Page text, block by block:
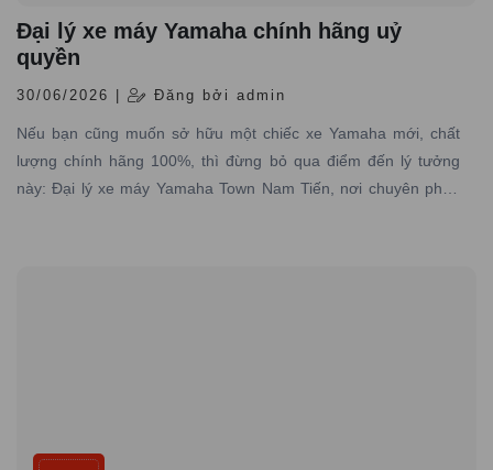
Đại lý xe máy Yamaha chính hãng uỷ
quyền
30/06/2026 | Đăng bởi admin
Nếu bạn cũng muốn sở hữu một chiếc xe Yamaha mới, chất
lượng chính hãng 100%, thì đừng bỏ qua điểm đến lý tưởng
này: Đại lý xe máy Yamaha Town Nam Tiến, nơi chuyên phân